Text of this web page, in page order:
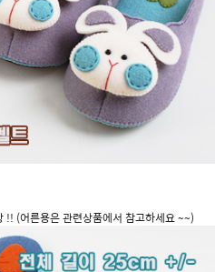
(어른용은 관련상품에서 참고하세요 ~~)